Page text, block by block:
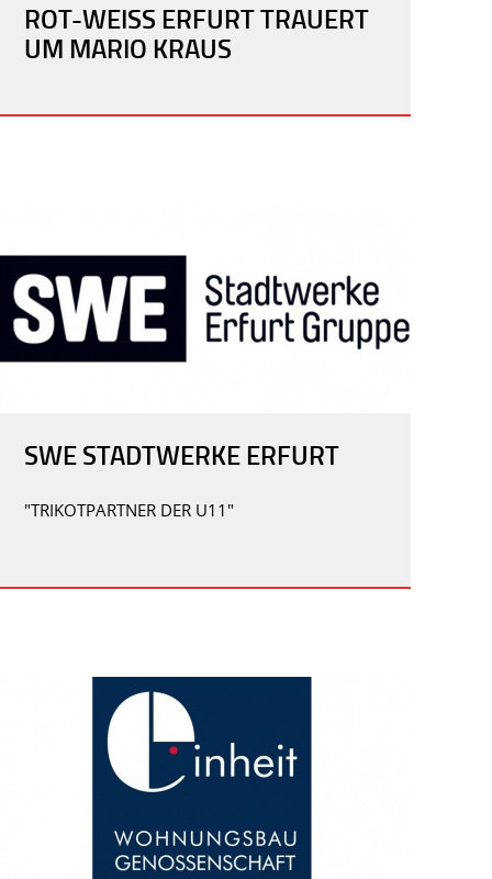
ROT-WEISS ERFURT TRAUERT U
M MARIO KRAUS
SWE STADTWERKE ERFURT
"TRIKOTPARTNER DER U11"